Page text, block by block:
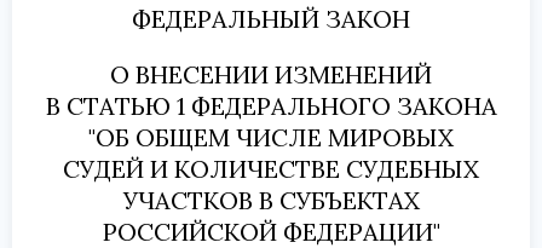
ФЕДЕРАЛЬНЫЙ ЗАКОН
О ВНЕСЕНИИ ИЗМЕНЕНИЙ
В СТАТЬЮ 1 ФЕДЕРАЛЬНОГО ЗАКОНА
"ОБ ОБЩЕМ ЧИСЛЕ МИРОВЫХ
СУДЕЙ И КОЛИЧЕСТВЕ СУДЕБНЫХ
УЧАСТКОВ В СУБЪЕКТАХ
РОССИЙСКОЙ ФЕДЕРАЦИИ"